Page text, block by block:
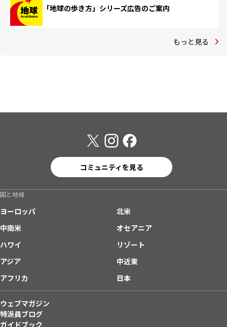
「地球の歩き方」シリーズ広告のご案内
もっと見る
コミュニティを見る
国と地域
ヨーロッパ
北米
中南米
オセアニア
ハワイ
リゾート
アジア
中近東
アフリカ
日本
ウェブマガジン
特派員ブログ
ガイドブック